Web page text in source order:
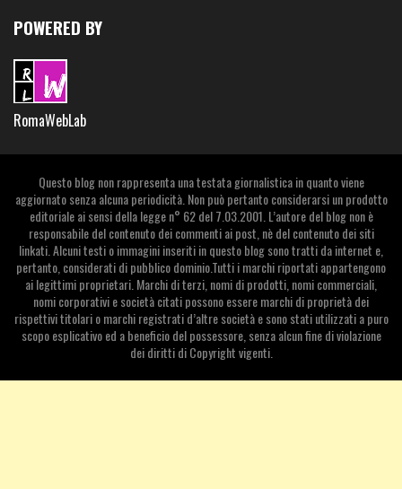
POWERED BY
RomaWebLab
Questo blog non rappresenta una testata giornalistica in quanto viene
aggiornato senza alcuna periodicità. Non può pertanto considerarsi un prodotto
editoriale ai sensi della legge n° 62 del 7.03.2001. L’autore del blog non è
responsabile del contenuto dei commenti ai post, nè del contenuto dei siti
linkati. Alcuni testi o immagini inseriti in questo blog sono tratti da internet e,
pertanto, considerati di pubblico dominio.Tutti i marchi riportati appartengono
ai legittimi proprietari. Marchi di terzi, nomi di prodotti, nomi commerciali,
nomi corporativi e società citati possono essere marchi di proprietà dei
rispettivi titolari o marchi registrati d’altre società e sono stati utilizzati a puro
scopo esplicativo ed a beneficio del possessore, senza alcun fine di violazione
dei diritti di Copyright vigenti.